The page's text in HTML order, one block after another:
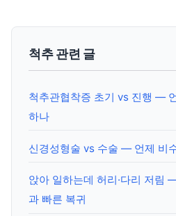
척추 관련 글
척추관협착증 초기 vs 진행 —
하나
신경성형술 vs 수술 — 언제 비
앉아 일하는데 허리·다리 저림
과 빠른 복귀